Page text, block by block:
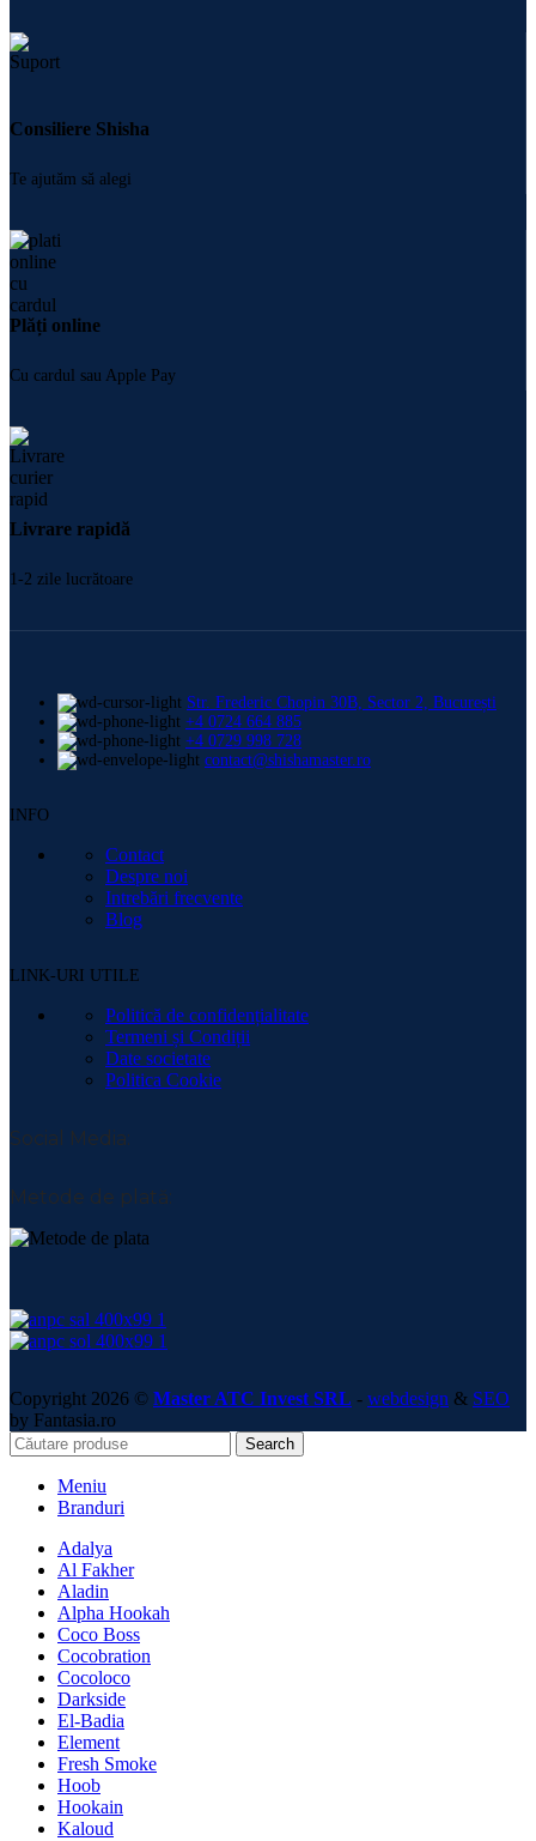
Consiliere Shisha
Te ajutăm să alegi
Plăți online
Cu cardul sau Apple Pay
Livrare rapidă
1-2 zile lucrătoare
Str. Frederic Chopin 30B, Sector 2, București
+4 0724 664 885
+4 0729 998 728
contact@shishamaster.ro
INFO
Contact
Despre noi
Intrebări frecvente
Blog
LINK-URI UTILE
Politică de confidențialitate
Termeni și Condiții
Date societate
Politica Cookie
Social Media:
Metode de plată:
Copyright 2026 © Master ATC Invest SRL - webdesign & SEO
by Fantasia.ro
Search
Meniu
Branduri
Adalya
Al Fakher
Aladin
Alpha Hookah
Coco Boss
Cocobration
Cocoloco
Darkside
El-Badia
Element
Fresh Smoke
Hoob
Hookain
Kaloud